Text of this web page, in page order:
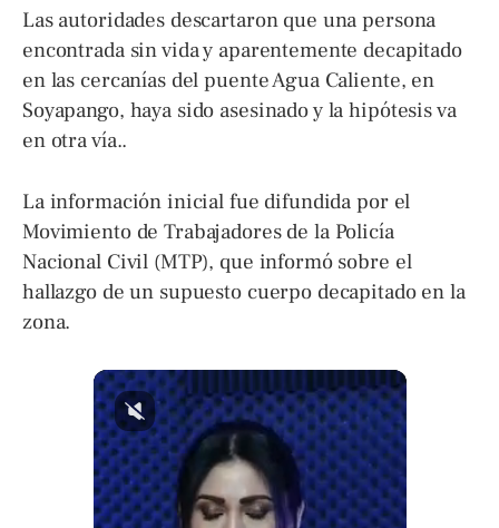
Las autoridades descartaron que una persona
encontrada sin vida y aparentemente decapitado
en las cercanías del puente Agua Caliente, en
Soyapango, haya sido asesinado y la hipótesis va
en otra vía..
La información inicial fue difundida por el
Movimiento de Trabajadores de la Policía
Nacional Civil (MTP), que informó sobre el
hallazgo de un supuesto cuerpo decapitado en la
zona.